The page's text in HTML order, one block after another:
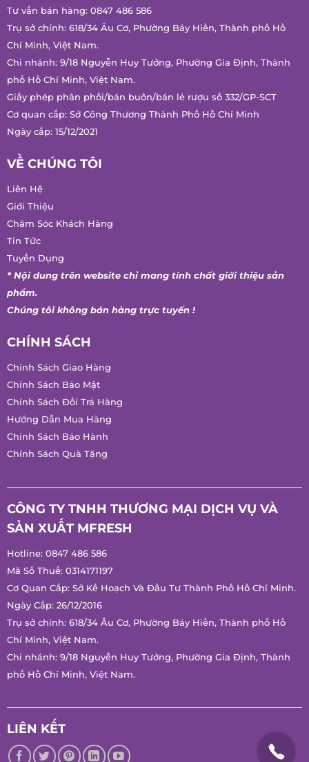
Tư vấn bán hàng: 0847 486 586
Trụ sở chính: 618/34 Âu Cơ, Phường Bảy Hiền, Thành phố Hồ
Chí Minh, Việt Nam.
Chi nhánh: 9/18 Nguyễn Huy Tưởng, Phường Gia Định, Thành
phố Hồ Chí Minh, Việt Nam.
Giấy phép phân phối/bán buôn/bán lẻ rượu số 332/GP-SCT
Cơ quan cấp: Sở Công Thương Thành Phố Hồ Chí Minh
Ngày cấp: 15/12/2021
VỀ CHÚNG TÔI
Liên Hệ
Giới Thiệu
Chăm Sóc Khách Hàng
Tin Tức
Tuyển Dụng
* Nội dung trên website chỉ mang tính chất giới thiệu sản
phẩm.
Chúng tôi không bán hàng trực tuyến !
CHÍNH SÁCH
Chính Sách Giao Hàng
Chính Sách Bảo Mật
Chính Sách Đổi Trả Hàng
Hướng Dẫn Mua Hàng
Chính Sách Bảo Hành
Chính Sách Quà Tặng
CÔNG TY TNHH THƯƠNG MẠI DỊCH VỤ VÀ
SẢN XUẤT MFRESH
Hotline: 0847 486 586
Mã Số Thuế: 0314171197
Cơ Quan Cấp: Sở Kế Hoạch Và Đầu Tư Thành Phố Hồ Chí Minh.
Ngày Cấp: 26/12/2016
Trụ sở chính: 618/34 Âu Cơ, Phường Bảy Hiền, Thành phố Hồ
Chí Minh, Việt Nam.
Chi nhánh: 9/18 Nguyễn Huy Tưởng, Phường Gia Định, Thành
phố Hồ Chí Minh, Việt Nam.
LIÊN KẾT